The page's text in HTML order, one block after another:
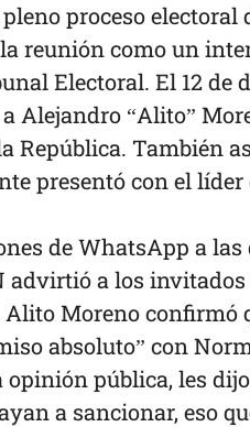
proceso electoral
reunión como un
Electoral. El 12 de
Alejandro “Alito”
República. También
presentó con el líder
de WhatsApp a
advirtió a los
Alito Moreno confirmó
absoluto” con
pública, les
a sancionar, eso